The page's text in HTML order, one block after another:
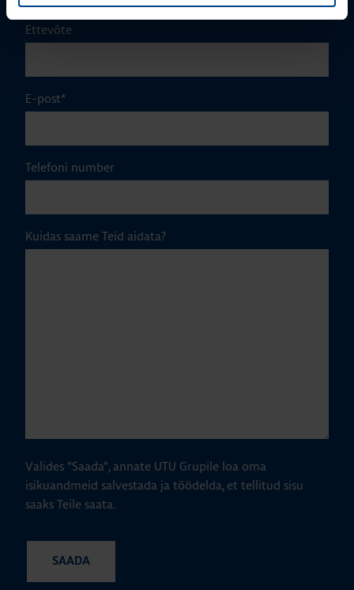
Ettevõte
E-post*
Telefoni number
Kuidas saame Teid aidata?
Valides "Saada", annate UTU Grupile loa oma
isikuandmeid salvestada ja töödelda, et tellitud sisu
saaks Teile saata.